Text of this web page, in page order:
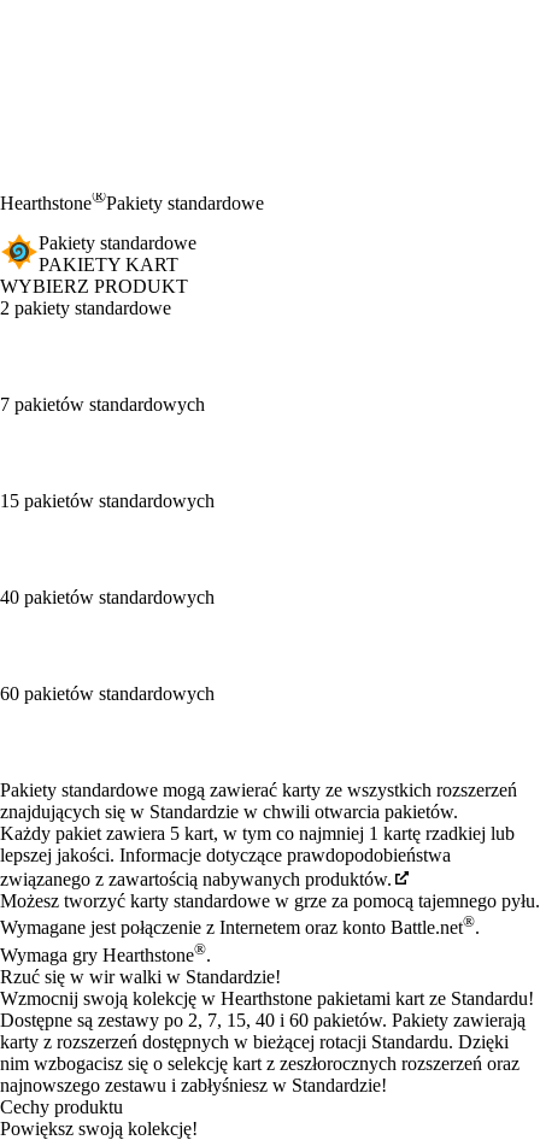
Hearthstone®Pakiety standardowe
Pakiety standardowe
PAKIETY KART
WYBIERZ PRODUKT
2 pakiety standardowe
7 pakietów standardowych
15 pakietów standardowych
40 pakietów standardowych
60 pakietów standardowych
Available actions
Pakiety standardowe mogą zawierać karty ze wszystkich rozszerzeń
znajdujących się w Standardzie w chwili otwarcia pakietów.
Każdy pakiet zawiera 5 kart, w tym co najmniej 1 kartę rzadkiej lub
lepszej jakości. Informacje dotyczące prawdopodobieństwa
związanego z zawartością nabywanych produktów.
Możesz tworzyć karty standardowe w grze za pomocą tajemnego pyłu.
Wymagane jest połączenie z Internetem oraz konto Battle.net®.
Wymaga gry Hearthstone®.
Rzuć się w wir walki w Standardzie!
Wzmocnij swoją kolekcję w Hearthstone pakietami kart ze Standardu!
Dostępne są zestawy po 2, 7, 15, 40 i 60 pakietów. Pakiety zawierają
karty z rozszerzeń dostępnych w bieżącej rotacji Standardu. Dzięki
nim wzbogacisz się o selekcję kart z zeszłorocznych rozszerzeń oraz
najnowszego zestawu i zabłyśniesz w Standardzie!
Cechy produktu
Powiększ swoją kolekcję!